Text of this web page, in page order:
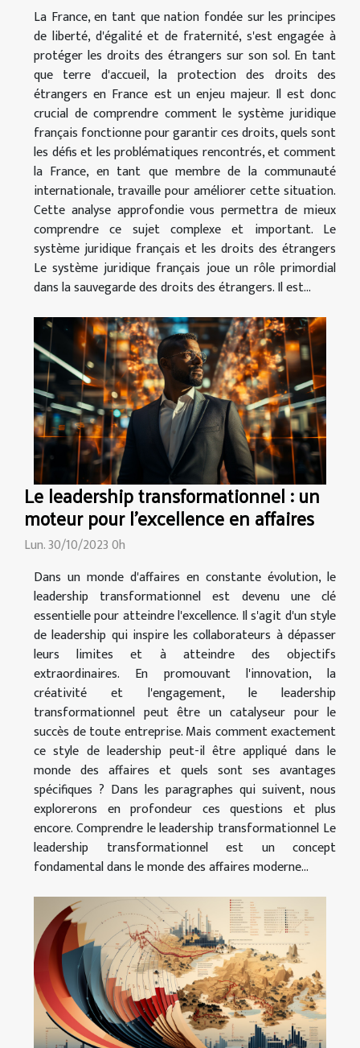
La France, en tant que nation fondée sur les principes
de liberté, d'égalité et de fraternité, s'est engagée à
protéger les droits des étrangers sur son sol. En tant
que terre d'accueil, la protection des droits des
étrangers en France est un enjeu majeur. Il est donc
crucial de comprendre comment le système juridique
français fonctionne pour garantir ces droits, quels sont
les défis et les problématiques rencontrés, et comment
la France, en tant que membre de la communauté
internationale, travaille pour améliorer cette situation.
Cette analyse approfondie vous permettra de mieux
comprendre ce sujet complexe et important. Le
système juridique français et les droits des étrangers
Le système juridique français joue un rôle primordial
dans la sauvegarde des droits des étrangers. Il est...
Le leadership transformationnel : un
moteur pour l'excellence en affaires
Lun. 30/10/2023 0h
Dans un monde d'affaires en constante évolution, le
leadership transformationnel est devenu une clé
essentielle pour atteindre l'excellence. Il s'agit d'un style
de leadership qui inspire les collaborateurs à dépasser
leurs limites et à atteindre des objectifs
extraordinaires. En promouvant l'innovation, la
créativité et l'engagement, le leadership
transformationnel peut être un catalyseur pour le
succès de toute entreprise. Mais comment exactement
ce style de leadership peut-il être appliqué dans le
monde des affaires et quels sont ses avantages
spécifiques ? Dans les paragraphes qui suivent, nous
explorerons en profondeur ces questions et plus
encore. Comprendre le leadership transformationnel Le
leadership transformationnel est un concept
fondamental dans le monde des affaires moderne...